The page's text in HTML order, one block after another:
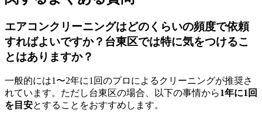
エアコンクリーニングはどのくらいの頻度で依頼
すればよいですか？台東区では特に気をつけるこ
とはありますか？
一般的には1〜2年に1回のプロによるクリーニングが推奨さ
れています。ただし台東区の場合、以下の事情から1年に1回
を目安とすることをおすすめします。